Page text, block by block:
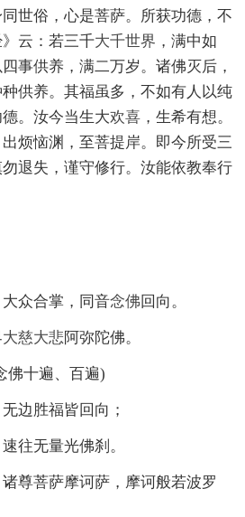
世俗，心是菩萨。所获功德，不
云：若三千大千世界 ，满中如
事供养，满二万岁。诸佛灭后，
供养。其福虽多，不如有人以纯
。汝今当生大欢喜，生希有想。
烦恼渊，至菩提岸。即今所受三
退失，谨守修行。汝能依教奉行
众合掌，同音念佛回向。
大慈大悲阿弥陀佛。
十遍、百遍)
边胜福皆回向；
无量光佛刹。
菩萨摩诃萨，摩诃般若波罗